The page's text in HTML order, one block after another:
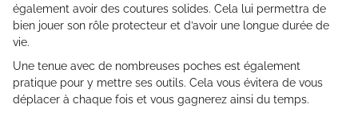
également avoir des coutures solides. Cela lui permettra de
bien jouer son rôle protecteur et d’avoir une longue durée de
vie.
Une tenue avec de nombreuses poches est également
pratique pour y mettre ses outils. Cela vous évitera de vous
déplacer à chaque fois et vous gagnerez ainsi du temps.